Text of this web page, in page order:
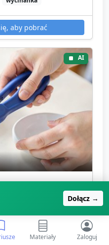
aby pobrać
AI
— przenoszenie
pokazujące ćwiczenie z
pincet i dwóch...
Dołącz →
Materiały Zaloguj